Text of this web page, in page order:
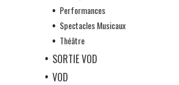
Performances
Spectacles Musicaux
Théâtre
SORTIE VOD
VOD